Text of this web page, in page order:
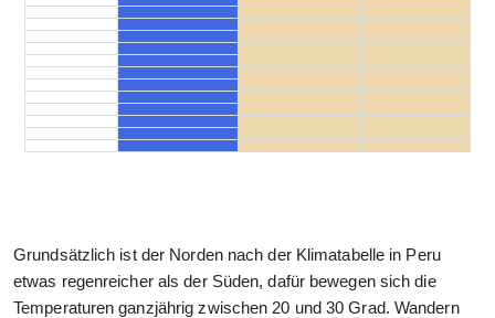
Grundsätzlich ist der Norden nach der Klimatabelle in Peru
etwas regenreicher als der Süden, dafür bewegen sich die
Temperaturen ganzjährig zwischen 20 und 30 Grad. Wandern